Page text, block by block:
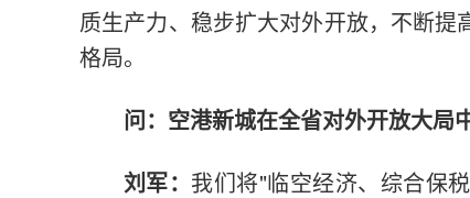
质生产力、稳步扩大对外开放，不断
格局。
问：空港新城在全省对外开放大局
刘军： 我们将"临空经济、综合保